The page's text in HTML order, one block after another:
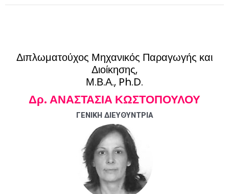
Διπλωματούχος Μηχανικός Παραγωγής και
Διοίκησης,
Μ.Β.Α., Ph.D.
Δρ. ΑΝΑΣΤΑΣΙΑ ΚΩΣΤΟΠΟΥΛΟΥ
ΓΕΝΙΚΗ ΔΙΕΥΘΥΝΤΡΙΑ